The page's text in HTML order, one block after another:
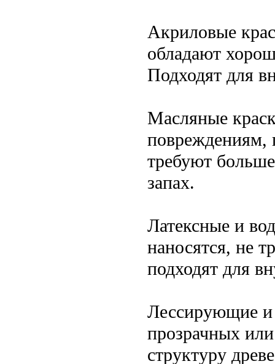
Акриловые
обладают
Подходят для
Масляные
повреждениям,
требуют
запах.
Латексные и
наносятся, не
подходят для
Лессирующие и
прозрачных
структуру